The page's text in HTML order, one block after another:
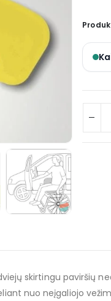
skirtingu paviršių
nuo neįgaliojo